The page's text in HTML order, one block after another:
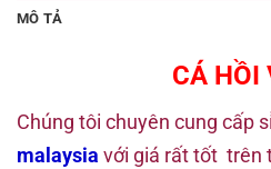
MÔ TẢ
CÁ HỒI
Chúng tôi chuyên cung cấp
malaysia với giá rất tốt trên